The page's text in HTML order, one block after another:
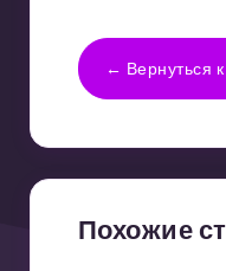
← Вернуться к
Похожие